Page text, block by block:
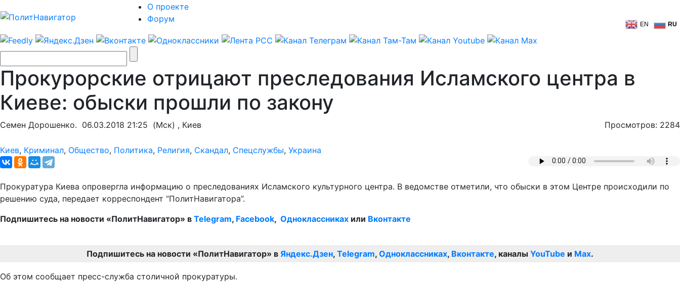
О проекте
Форум
EN RU
Прокурорские отрицают преследования Исламского центра в
Киеве: обыски прошли по закону
Семен Дорошенко. 06.03.2018 21:25 (Мск) , Киев Просмотров: 2284
Киев, Криминал, Общество, Политика, Религия, Скандал, Спецслужбы, Украина
Прокуратура Киева опровергла информацию о преследованиях Исламского культурного центра. В ведомстве отметили, что обыски в этом Центре происходили по
решению суда, передает корреспондент “ПолитНавигатора”.
Подпишитесь на новости «ПолитНавигатор» в Telegram, Facebook, Одноклассниках или Вконтакте
Подпишитесь на новости «ПолитНавигатор» в Яндекс.Дзен, Telegram, Одноклассниках, Вконтакте, каналы YouTube и Max.
Об этом сообщает пресс-служба столичной прокуратуры.